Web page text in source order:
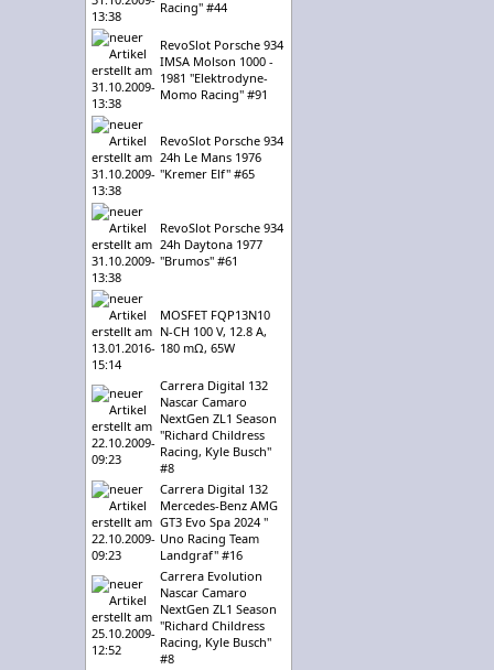
Racing" #44
RevoSlot Porsche 934
IMSA Molson 1000 -
1981 "Elektrodyne-
Momo Racing" #91
RevoSlot Porsche 934
24h Le Mans 1976
"Kremer Elf" #65
RevoSlot Porsche 934
24h Daytona 1977
"Brumos" #61
MOSFET FQP13N10
N-CH 100 V, 12.8 A,
180 mΩ, 65W
Carrera Digital 132
Nascar Camaro
NextGen ZL1 Season
"Richard Childress
Racing, Kyle Busch"
#8
Carrera Digital 132
Mercedes-Benz AMG
GT3 Evo Spa 2024 "
Uno Racing Team
Landgraf" #16
Carrera Evolution
Nascar Camaro
NextGen ZL1 Season
"Richard Childress
Racing, Kyle Busch"
#8